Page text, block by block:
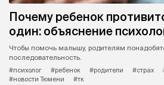
Почему ребенок
один: объяснение
Чтобы помочь малышу, родителям
последовательность.
#психолог
#ребенок #родители #страх
#новости Тюмени
#тк